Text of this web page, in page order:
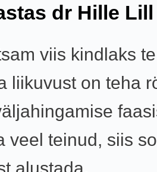
dr Hille Lill
viis kindlaks
liikuvust on teha
veel teinud, siis
alustada.